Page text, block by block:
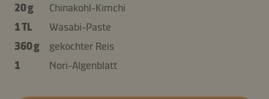
20 g
Chinakohl-Kimchi
1 TL
Wasabi-Paste
360 g
gekochter Reis
1
Nori-Algenblatt